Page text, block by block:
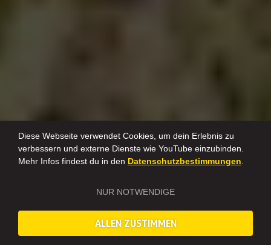
Diese Webseite verwendet Cookies, um dein Erlebnis zu
verbessern und externe Dienste wie YouTube einzubinden.
Mehr Infos findest du in den Datenschutzbestimmungen.
NUR NOTWENDIGE
ALLEN ZUSTIMMEN